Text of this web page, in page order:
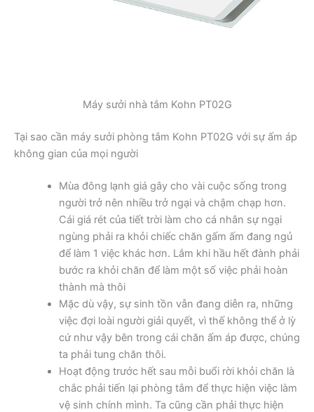
Máy sưởi nhà tắm Kohn PT02G
Tại sao cần máy sưởi phòng tắm Kohn PT02G với sự ấm áp
không gian của mọi người
Mùa đông lạnh giá gây cho vài cuộc sống trong
người trở nên nhiều trở ngại và chậm chạp hơn.
Cái giá rét của tiết trời làm cho cá nhân sự ngại
ngùng phải ra khỏi chiếc chăn gấm ấm đang ngủ
để làm 1 việc khác hơn. Lắm khi hầu hết đành phải
bước ra khỏi chăn để làm một số việc phải hoàn
thành mà thôi
Mặc dù vậy, sự sinh tồn vẫn đang diễn ra, những
việc đợi loài người giải quyết, vì thế không thể ở lỳ
cứ như vậy bên trong cái chăn ấm áp được, chúng
ta phải tung chăn thôi.
Hoạt động trước hết sau mỗi buổi rời khỏi chăn là
chắc phải tiến lại phòng tắm để thực hiện việc làm
vệ sinh chính mình. Ta cũng cần phải thực hiện